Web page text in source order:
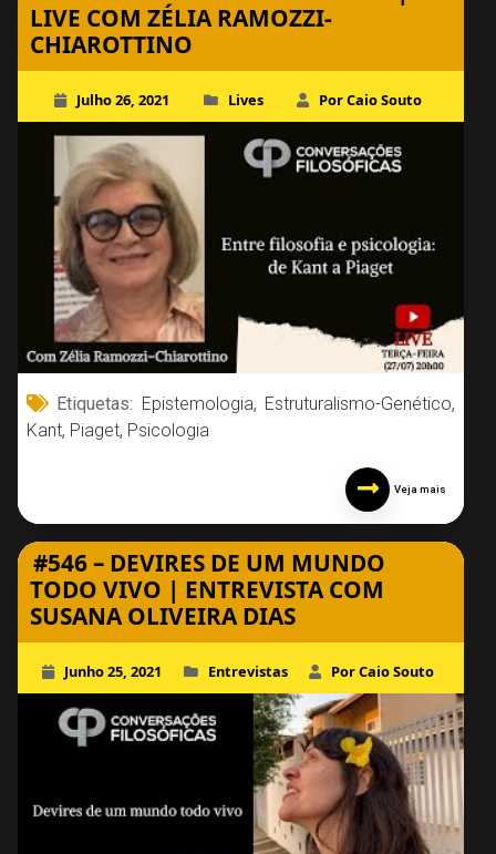
LIVE COM ZÉLIA RAMOZZI-
CHIAROTTINO
Julho 26, 2021 Lives Por Caio Souto
Etiquetas: Epistemologia, Estruturalismo-Genético,
Kant, Piaget, Psicologia
Veja mais
#546 – DEVIRES DE UM MUNDO
TODO VIVO | ENTREVISTA COM
SUSANA OLIVEIRA DIAS
Junho 25, 2021 Entrevistas Por Caio Souto